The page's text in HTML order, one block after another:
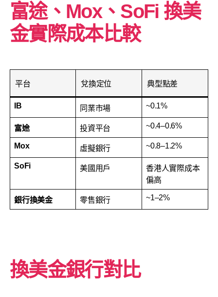
富途、Mox、SoFi 換美
金實際成本比較
平台 兌換定位 典型點差
IB 同業市場 ~0.1%
富途 投資平台 ~0.4–0.6%
Mox 虛擬銀行 ~0.8–1.2%
SoFi 美國用戶
香港人實際成本
偏高
銀行換美金 零售銀行 ~1–2%
換美金銀行對比